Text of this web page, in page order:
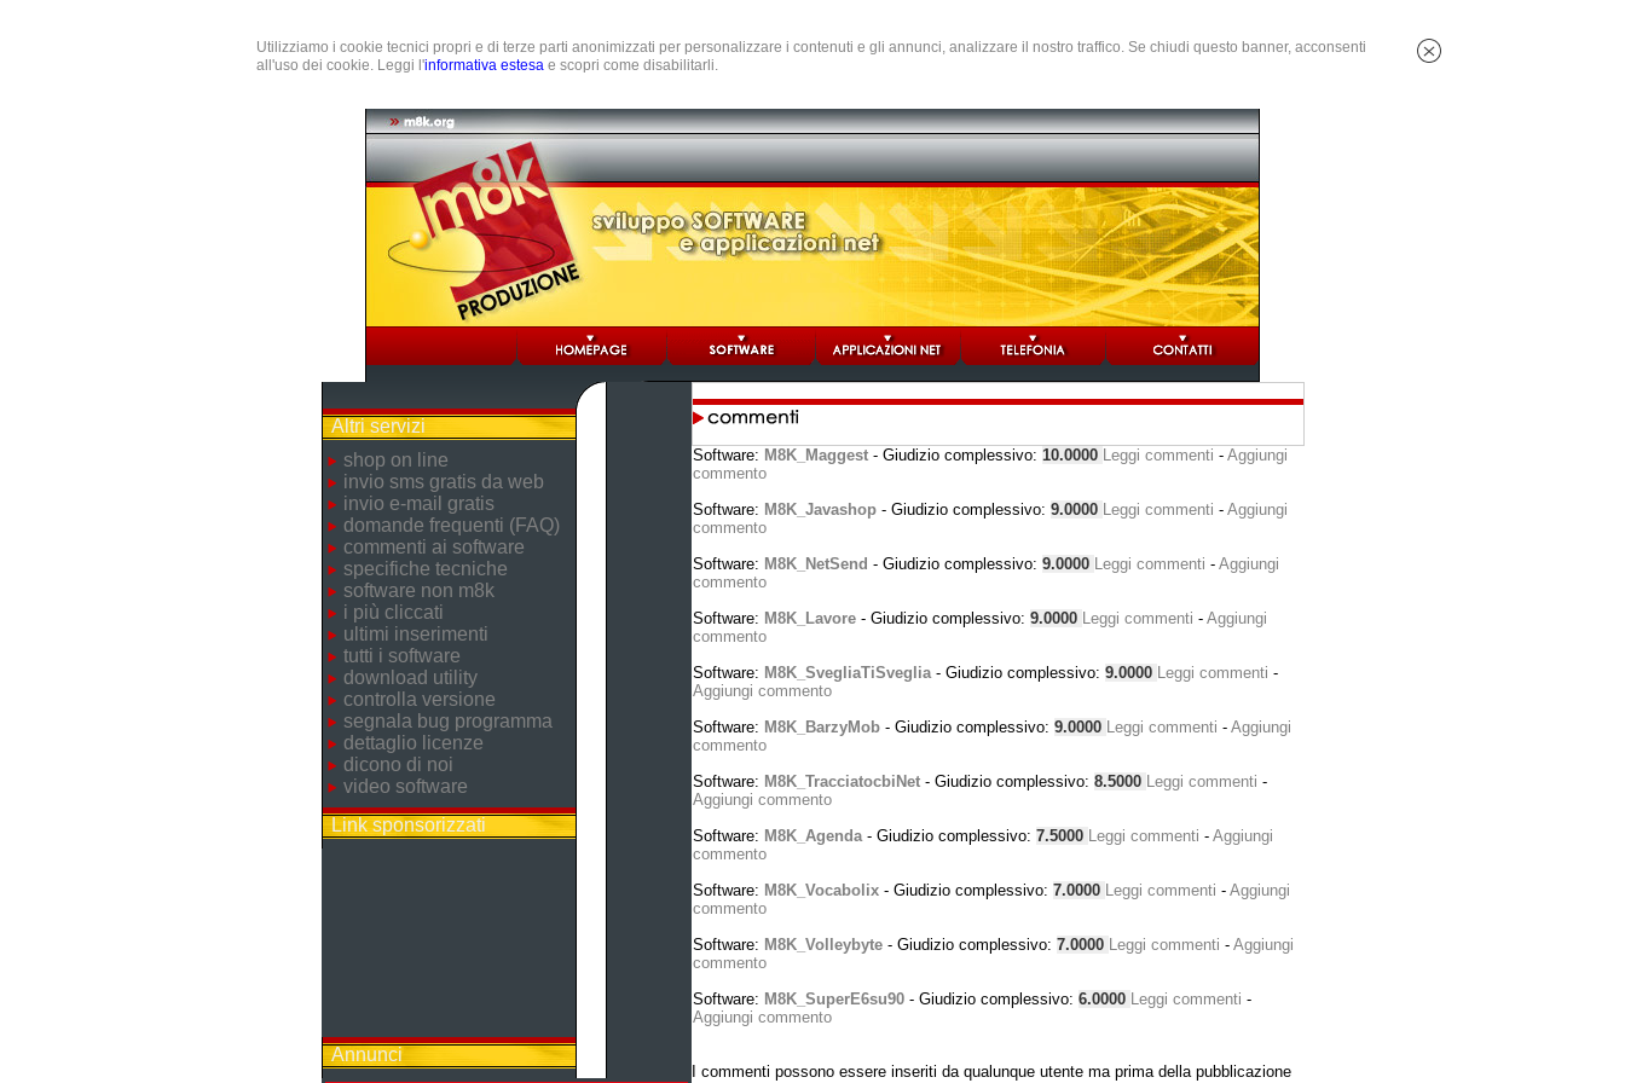
Utilizziamo i cookie tecnici propri e di terze parti anonimizzati per personalizzare i contenuti e gli annunci, analizzare il nostro traffico. Se chiudi questo banner, acconsenti
all'uso dei cookie. Leggi l'informativa estesa e scopri come disabilitarli.
Altri servizi
shop on line
invio sms gratis da web
invio e-mail gratis
domande frequenti (FAQ)
commenti ai software
specifiche tecniche
software non m8k
i più cliccati
ultimi inserimenti
tutti i software
download utility
controlla versione
segnala bug programma
dettaglio licenze
dicono di noi
video software
Link sponsorizzati
Annunci
Software: M8K_Maggest- Giudizio complessivo: 10.0000 Leggi commenti - Aggiungi
commento
Software: M8K_Javashop- Giudizio complessivo: 9.0000 Leggi commenti - Aggiungi
commento
Software: M8K_NetSend - Giudizio complessivo: 9.0000 Leggi commenti - Aggiungi
commento
Software: M8K_Lavore- Giudizio complessivo: 9.0000 Leggi commenti - Aggiungi
commento
Software: M8K_SvegliaTiSveglia- Giudizio complessivo: 9.0000 Leggi commenti -
Aggiungi commento
Software: M8K_BarzyMob- Giudizio complessivo: 9.0000 Leggi commenti - Aggiungi
commento
Software: M8K_TracciatocbiNet- Giudizio complessivo: 8.5000 Leggi commenti -
Aggiungi commento
Software: M8K_Agenda- Giudizio complessivo: 7.5000 Leggi commenti - Aggiungi
commento
Software: M8K_Vocabolix- Giudizio complessivo: 7.0000 Leggi commenti - Aggiungi
commento
Software: M8K_Volleybyte- Giudizio complessivo: 7.0000 Leggi commenti - Aggiungi
commento
Software: M8K_SuperE6su90- Giudizio complessivo: 6.0000 Leggi commenti -
Aggiungi commento
I commenti possono essere inseriti da qualunque utente ma prima della pubblicazione